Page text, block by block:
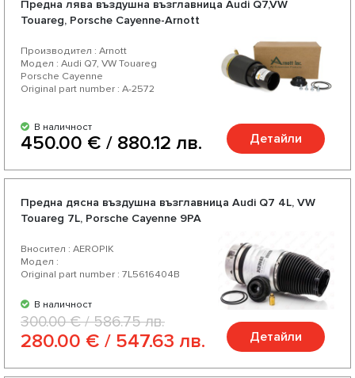
цена-качество, богат асортимент и разнообразие от над
Предна лява въздушна възглавница Audi Q7,VW
Touareg, Porsche Cayenne-Arnott
Производител : Arnott
Модел : Audi Q7, VW Touareg
Porsche Cayenne
Original part number : A-2572
В наличност
450.00 € / 880.12 лв. Детайли
Предна дясна въздушна възглавница Audi Q7 4L, VW
Touareg 7L, Porsche Cayenne 9PA
Вносител : AEROPIK
Модел :
Original part number : 7L5616404B
В наличност
300.00 € / 586.75 лв.
280.00 € / 547.63 лв. Детайли